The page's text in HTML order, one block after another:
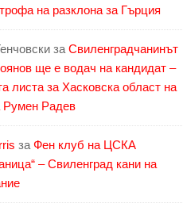
на разклона за Гърция
за Свиленградчанинът
ще е водач на кандидат –
листа за Хасковска област на
Румен Радев
за Фен клуб на ЦСКА
– Свиленград кани на